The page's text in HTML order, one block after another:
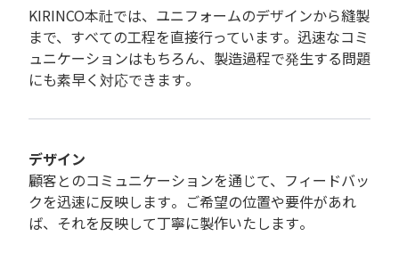
KIRINCO本社では、ユニフォームのデザインから縫製
まで、すべての工程を直接行っています。迅速なコミ
ュニケーションはもちろん、製造過程で発生する問題
にも素早く対応できます。
デザイン
顧客とのコミュニケーションを通じて、フィードバッ
クを迅速に反映します。ご希望の位置や要件があれ
ば、それを反映して丁寧に製作いたします。